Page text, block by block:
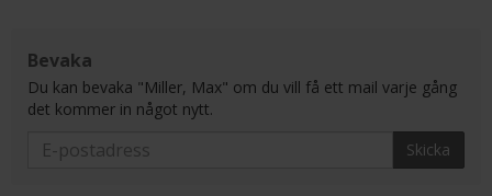
Bevaka
Du kan bevaka "Miller, Max" om du vill få ett mail varje gång
det kommer in något nytt.
Skicka